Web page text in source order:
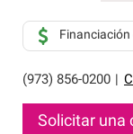
(973) 856-0200
Solicitar una